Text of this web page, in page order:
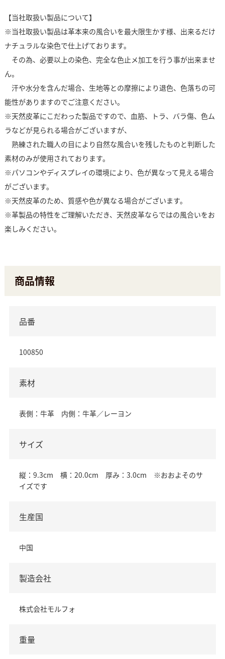
【当社取扱い製品について】
※当社取扱い製品は革本来の風合いを最大限生かす様、出来るだけ
ナチュラルな染色で仕上げております。
その為、必要以上の染色、完全な色止メ加工を行う事が出来ませ
ん。
汗や水分を含んだ場合、生地等との摩擦により退色、色落ちの可
能性がありますのでご注意ください。
※天然皮革にこだわった製品ですので、血筋、トラ、バラ傷、色ム
ラなどが見られる場合がございますが、
熟練された職人の目により自然な風合いを残したものと判断した
素材のみが使用されております。
※パソコンやディスプレイの環境により、色が異なって見える場合
がございます。
※天然皮革のため、質感や色が異なる場合がございます。
※革製品の特性をご理解いただき、天然皮革ならではの風合いをお
楽しみください。
商品情報
品番
100850
素材
表側：牛革 内側：牛革／レーヨン
サイズ
縦：9.3cm 横：20.0cm 厚み：3.0cm ※おおよそのサ
イズです
生産国
中国
製造会社
株式会社モルフォ
重量